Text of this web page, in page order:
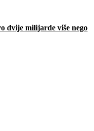
dvije milijarde više nego